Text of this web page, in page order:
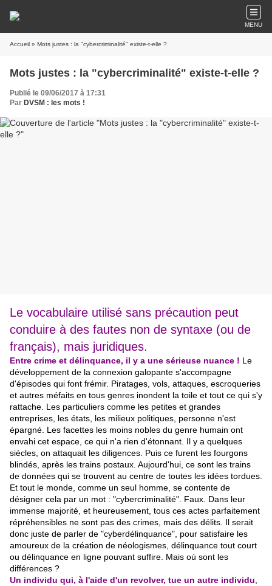
MENU
Accueil » Mots justes : la "cybercriminalité" existe-t-elle ?
Mots justes : la "cybercriminalité" existe-t-elle ?
Publié le 09/06/2017 à 17:31
Par DVSM : les mots !
Le vocabulaire utilisé sans précaution peut
conduire à des fautes non de syntaxe (ou de
français), mais juridiques.
Entre crime et délinquance, il y a une sérieuse nuance ! Le
développement de la connexion galopante s'accompagne
d'épisodes qui font frémir. Piratages, vols, attaques, escroqueries
et autres méfaits en tous genres inondent la toile et tout ce qui s'y
rattache. Les particuliers comme les petites et grandes
entreprises, les états, les milieux politiques, personne n'est
épargné. Les facettes les moins nobles du genre humain ont
envahi cet espace, ce qui n'a rien d'étonnant. Il y a quelques
siècles, on attaquait les diligences. Puis ce furent les fourgons
blindés, après les trains postaux. Aujourd'hui, ce sont les trains
de données qui se trouvent au centre de toutes les idées tordues.
Et tout le monde, comme un seul homme, se contente de
désigner cela par un mot : "cybercriminalité". Faux. Dans leur
immense majorité, et heureusement, tous ces actes parfaitement
répréhensibles ne sont pas des crimes, mais des délits. Il serait
donc juste de parler de "cyberdélinquance", pour satisfaire les
amoureux de la création de néologismes, délinquance tout court
ou délinquance en ligne pouvant suffire. Mais où sont les
différences ?
Un individu qui, à l'aide d'un revolver, tue un autre individu